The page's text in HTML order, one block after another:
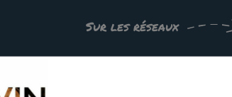
Sur les réseaux